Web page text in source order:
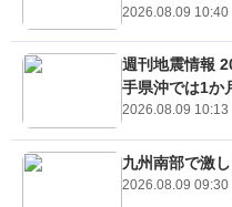
2026.08.09 10:40
週刊地震情報
手県沖では1か
2026.08.09 10:13
九州南部で激
2026.08.09 09:30